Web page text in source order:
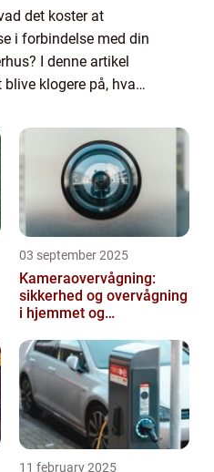
det koster at
i forbindelse med din
I denne artikel
klogere på, hvad
bedste tilbud p...
03 september 2025
Kameraovervågning:
sikkerhed og overvågning
i hjemmet og
11 february 2025